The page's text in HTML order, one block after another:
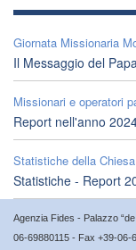
Giornata Missionaria
Il Messaggio del Papa
Missionari e operatori
Report nell'anno
Statistiche della
Statistiche - Report
Agenzia Fides - Palazzo
06-69880115 - Fax +39-06-